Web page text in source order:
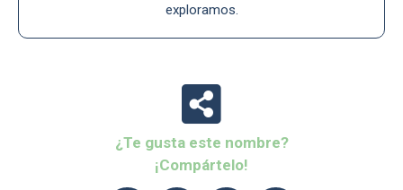
exploramos.
¿Te gusta este nombre?
¡Compártelo!